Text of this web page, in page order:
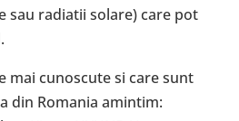
radiatii solare) care pot
mai cunoscute si care sunt
din Romania amintim: